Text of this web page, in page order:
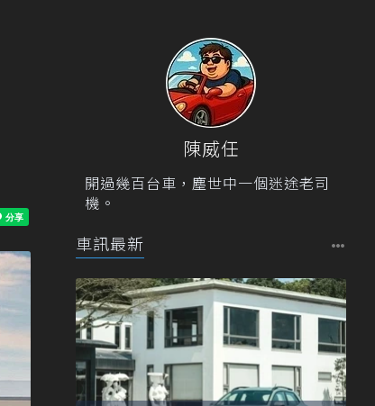
陳威任
開過幾百台車，塵世中一個迷途老司
機。
車訊最新